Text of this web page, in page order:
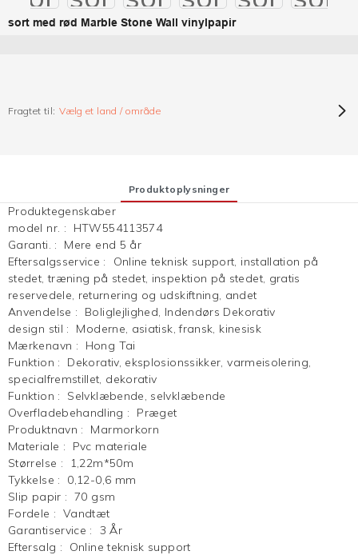
sort med rød Marble Stone Wall vinylpapir
Fragtet til: Vælg et land / område
Produktoplysninger
Produktegenskaber
model nr. :
HTW554113574
Garanti. :
Mere end 5 år
Eftersalgsservice :
Online teknisk support, installation på
stedet, træning på stedet, inspektion på stedet, gratis
reservedele, returnering og udskiftning, andet
Anvendelse :
Boliglejlighed, Indendørs Dekorativ
design stil :
Moderne, asiatisk, fransk, kinesisk
Mærkenavn :
Hong Tai
Funktion :
Dekorativ, eksplosionssikker, varmeisolering,
specialfremstillet, dekorativ
Funktion :
Selvklæbende, selvklæbende
Overfladebehandling :
Præget
Produktnavn :
Marmorkorn
Materiale :
Pvc materiale
Størrelse :
1,22m*50m
Tykkelse :
0,12-0,6 mm
Slip papir : 70 gsm
Fordele : Vandtæt
Garantiservice :
3 År
Eftersalg :
Online teknisk support